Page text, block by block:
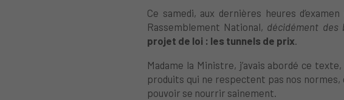
Ce samedi, aux dernières heures
Rassemblement National, décidément des
projet de loi : les tunnels de prix.
Madame la Ministre, j’avais abordé ce
produits qui ne respectent pas nos normes,
pouvoir se nourrir sainement.